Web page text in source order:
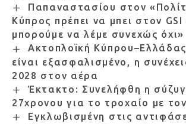
Παπαναστασίου στον
Κύπρος πρέπει να μπει στον GSI
μπορούμε να λέμε συνεχώς όχι»
Ακτοπλοϊκή
είναι εξασφαλισμένο, η
2028 στον αέρα
Έκτακτο: Συνελήφθη η
27χρονου για το τροχαίο με
Εγκλωβισμένη στις